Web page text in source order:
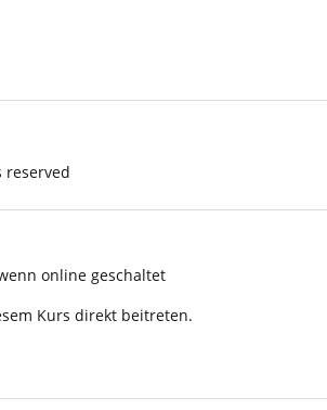
reserved
online geschaltet
Kurs direkt beitreten.